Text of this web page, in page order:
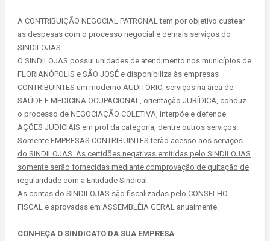
A CONTRIBUIÇÃO NEGOCIAL PATRONAL tem por objetivo custear
as despesas com o processo negocial e demais serviços do
SINDILOJAS.
O SINDILOJAS possui unidades de atendimento nos municípios de
FLORIANÓPOLIS e SÃO JOSÉ e disponibiliza às empresas
CONTRIBUINTES um moderno AUDITÓRIO, serviços na área de
SAÚDE E MEDICINA OCUPACIONAL, orientação JURÍDICA, conduz
o processo de NEGOCIAÇÃO COLETIVA, interpõe e defende
AÇÕES JUDICIAIS em prol da categoria, dentre outros serviços.
Somente EMPRESAS CONTRIBUINTES terão acesso aos serviços
do SINDILOJAS. As certidões negativas emitidas pelo SINDILOJAS
somente serão fornecidas mediante comprovação de quitação de
regularidade com a Entidade Sindical .
As contas do SINDILOJAS são fiscalizadas pelo CONSELHO
FISCAL e aprovadas em ASSEMBLÉIA GERAL anualmente.
CONHEÇA O SINDICATO DA SUA EMPRESA